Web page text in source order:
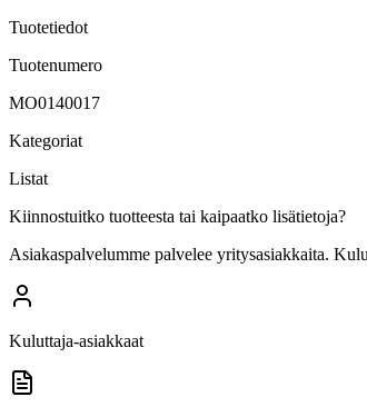
Tuotetiedot
Tuotenumero
MO0140017
Kategoriat
Listat
Kiinnostuitko tuotteesta tai kaipaatko lisätietoja?
Asiakaspalvelumme palvelee yritysasiakkaita.
Kuluttaja-asiakkaat